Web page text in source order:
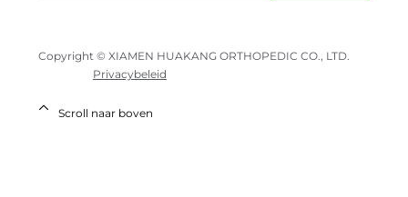
Copyright © XIAMEN HUAKANG ORTHOPEDIC CO., LTD.
Privacybeleid
Scroll naar boven